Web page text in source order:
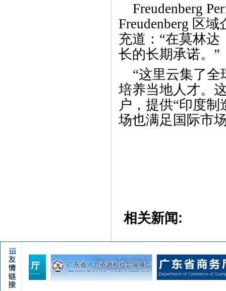
Freudenberg
Freudenberg 区
充道：“在莫林达
长的长期承诺。”
“这里云集了全
培养当地人才。
户，提供“印度制
场也满足国际市
相关新闻: